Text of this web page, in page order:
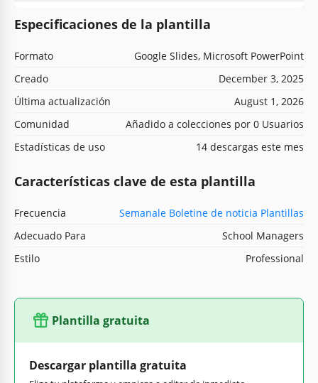
Especificaciones de la plantilla
Formato
Google Slides, Microsoft PowerPoint
Creado
December 3, 2025
Última actualización
August 1, 2026
Comunidad
Añadido a colecciones por 0 Usuarios
Estadísticas de uso
14 descargas este mes
Características clave de esta plantilla
Frecuencia
Semanale Boletine de noticia Plantillas
Adecuado Para
School Managers
Estilo
Professional
Plantilla gratuita
Descargar plantilla gratuita